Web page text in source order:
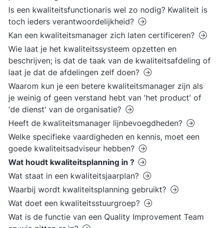
Is een kwaliteitsfunctionaris wel zo nodig? Kwaliteit is
toch ieders verantwoordelijkheid?
Kan een kwaliteitsmanager zich laten certificeren?
Wie laat je het kwaliteitssysteem opzetten en
beschrijven; is dat de taak van de kwaliteitsafdeling of
laat je dat de afdelingen zelf doen?
Waarom kun je een betere kwaliteitsmanager zijn als
je weinig of geen verstand hebt van 'het product' of
'de dienst' van de organisatie?
Heeft de kwaliteitsmanager lijnbevoegdheden?
Welke specifieke vaardigheden en kennis, moet een
goede kwaliteitsadviseur hebben?
Wat houdt kwaliteitsplanning in ?
Wat staat in een kwaliteitsjaarplan?
Waarbij wordt kwaliteitsplanning gebruikt?
Wat doet een kwaliteitsstuurgroep?
Wat is de functie van een Quality Improvement Team